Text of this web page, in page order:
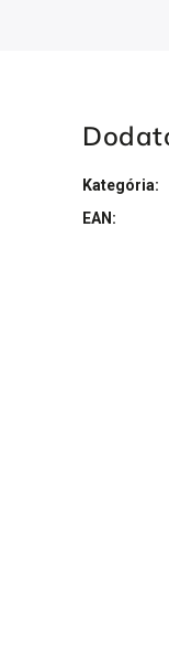
Kategória:
EAN :